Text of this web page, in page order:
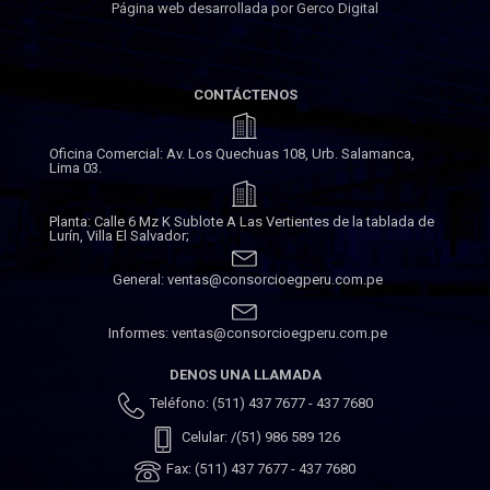
Página web desarrollada por Gerco Digital
CONTÁCTENOS
Oficina Comercial: Av. Los Quechuas 108, Urb. Salamanca,
Lima 03.
Planta: Calle 6 Mz K Sublote A Las Vertientes de la tablada de
Lurín, Villa El Salvador;
General: ventas@consorcioegperu.com.pe
Informes: ventas@consorcioegperu.com.pe
DENOS UNA LLAMADA
Teléfono: (511) 437 7677 - 437 7680
Celular: /(51) 986 589 126
Fax: (511) 437 7677 - 437 7680